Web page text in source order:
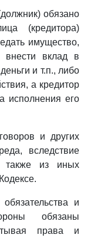
обязано
(кредитора)
имущество,
внести вклад в
и т.п., либо
а кредитор
исполнения его
и других
вследствие
также из иных
и
обязаны
права и